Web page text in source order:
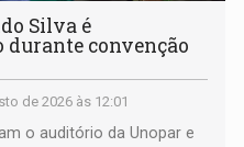
Silva é
convenção
de 2026 às 12:01
o auditório da Unopar e